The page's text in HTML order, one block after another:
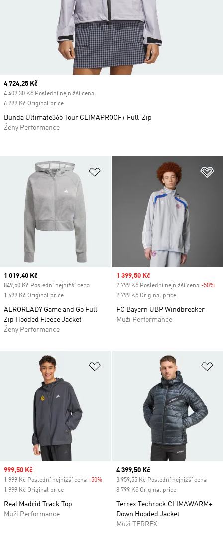
Přidat do seznamu přání
Current price
1 019,40 Kč
849,50 Kč Poslední nejnižší cena
1 699 Kč Original price
AEROREADY Game and Go Full-
Zip Hooded Fleece Jacket
Ženy Performance
Sale price
1 399,50 Kč
2 799 Kč Poslední nejnižší cena -50%
2 799 Kč Original price
FC Bayern UBP Windbreaker
Muži Performance
Přidat do seznamu přání
Sale price
999,50 Kč
1 999 Kč Poslední nejnižší cena -50% Discount
1 999 Kč Original price
Real Madrid Track Top
Muži Performance
Current price
4 399,50 Kč
3 959,55 Kč Poslední nejnižší cena
8 799 Kč Original price
Terrex Techrock CLIMAWARM+
Down Hooded Jacket
Muži TERREX
Current price
4 724,25 Kč
4 409,30 Kč Poslední nejnižší cena
6 299 Kč Original price
Bunda Ultimate365 Tour CLIMAPROOF+ Full-Zip
Ženy Performance